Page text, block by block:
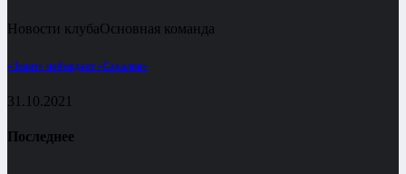
Новости клубаОсновная команда
«Зенит» побеждает «Сахалин»
31.10.2021
Последнее